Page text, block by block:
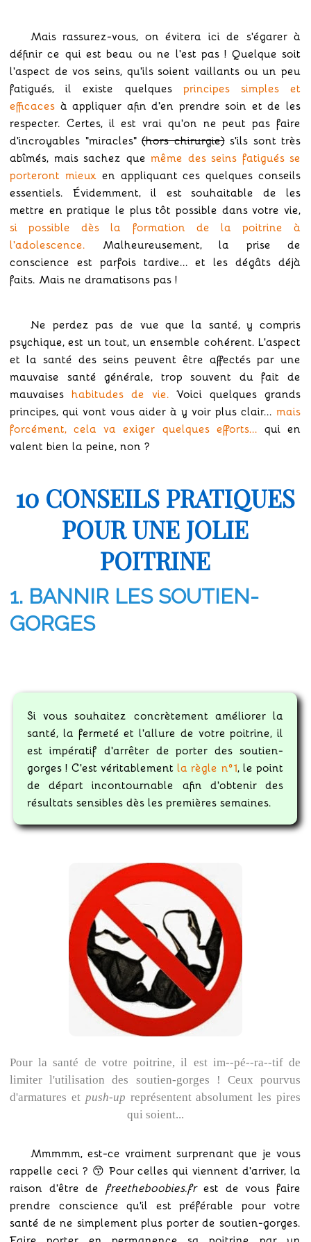
Mais rassurez-vous, on évitera ici de s'égarer à
définir ce qui est beau ou ne l'est pas ! Quelque soit
l'aspect de vos seins, qu'ils soient vaillants ou un peu
fatigués, il existe quelques principes simples et
efficaces à appliquer afin d'en prendre soin et de les
respecter. Certes, il est vrai qu'on ne peut pas faire
d'incroyables "miracles" (hors chirurgie)s'ils sont très
abîmés, mais sachez que même des seins fatigués se
porteront mieuxen appliquant ces quelques conseils
essentiels. Évidemment, il est souhaitable de les
mettre en pratique le plus tôt possible dans votre vie,
si possible dès la formation de la poitrine à
l'adolescence. Malheureusement, la prise de
conscience est parfois tardive... et les dégâts déjà
faits. Mais ne dramatisons pas !
Ne perdez pas de vue que la santé, y compris
psychique, est un tout, un ensemble cohérent. L'aspect
et la santé des seins peuvent être affectés par une
mauvaise santé générale, trop souvent du fait de
mauvaises habitudes de vie. Voici quelques grands
principes, qui vont vous aider à y voir plus clair... mais
forcément, cela va exiger quelques efforts... qui en
valent bien la peine, non ?
10 CONSEILS PRATIQUES
POUR UNE JOLIE
POITRINE
1. BANNIR LES SOUTIEN-
GORGES
Si vous souhaitez concrètement améliorer la
santé, la fermeté et l'allure de votre poitrine, il
est impératif d'arrêter de porter des soutien-
gorges ! C'est véritablement la règle n°1, le point
de départ incontournable afin d'obtenir des
résultats sensibles dès les premières semaines.
Pour la santé de votre poitrine, il est im--pé--ra--tif de
limiter l'utilisation des soutien-gorges ! Ceux pourvus
d'armatures et push-up représentent absolument les pires
qui soient...
Mmmmm, est-ce vraiment surprenant que je vous
rappelle ceci ? 😙 Pour celles qui viennent d'arriver, la
raison d'être de freetheboobies.frest de vous faire
prendre conscience qu'il est préférable pour votre
santé de ne simplement plus porter de soutien-gorges.